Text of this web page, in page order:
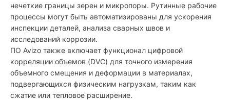
нечеткие границы зерен и микропоры. Рутинные рабочие
процессы могут быть автоматизированы для ускорения
инспекции деталей, анализа сварных швов и
исследований коррозии.
ПО Avizo также включает функционал цифровой
корреляции объемов (DVC) для точного измерения
объемного смещения и деформации в материалах,
подвергающихся физическим нагрузкам, таким как
сжатие или тепловое расширение.